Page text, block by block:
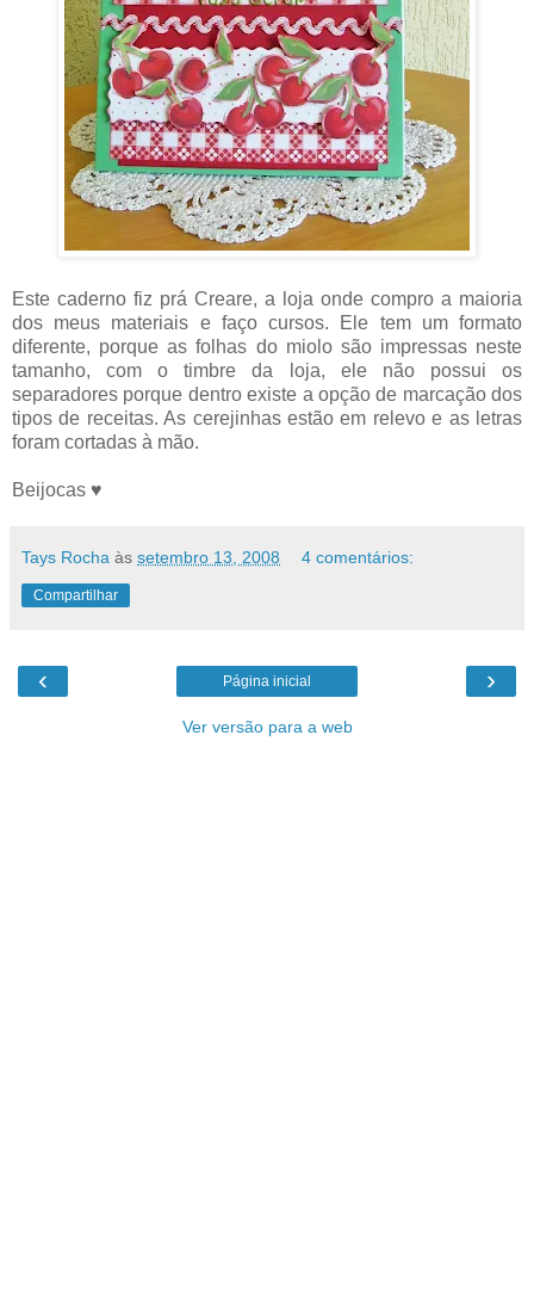
Este caderno fiz prá Creare, a loja onde compro a maioria
dos meus materiais e faço cursos. Ele tem um formato
diferente, porque as folhas do miolo são impressas neste
tamanho, com o timbre da loja, ele não possui os
separadores porque dentro existe a opção de marcação dos
tipos de receitas. As cerejinhas estão em relevo e as letras
foram cortadas à mão.
Beijocas ♥
Tays Rocha às setembro 13, 2008 4 comentários:
Compartilhar
‹ ›
Página inicial
Ver versão para a web